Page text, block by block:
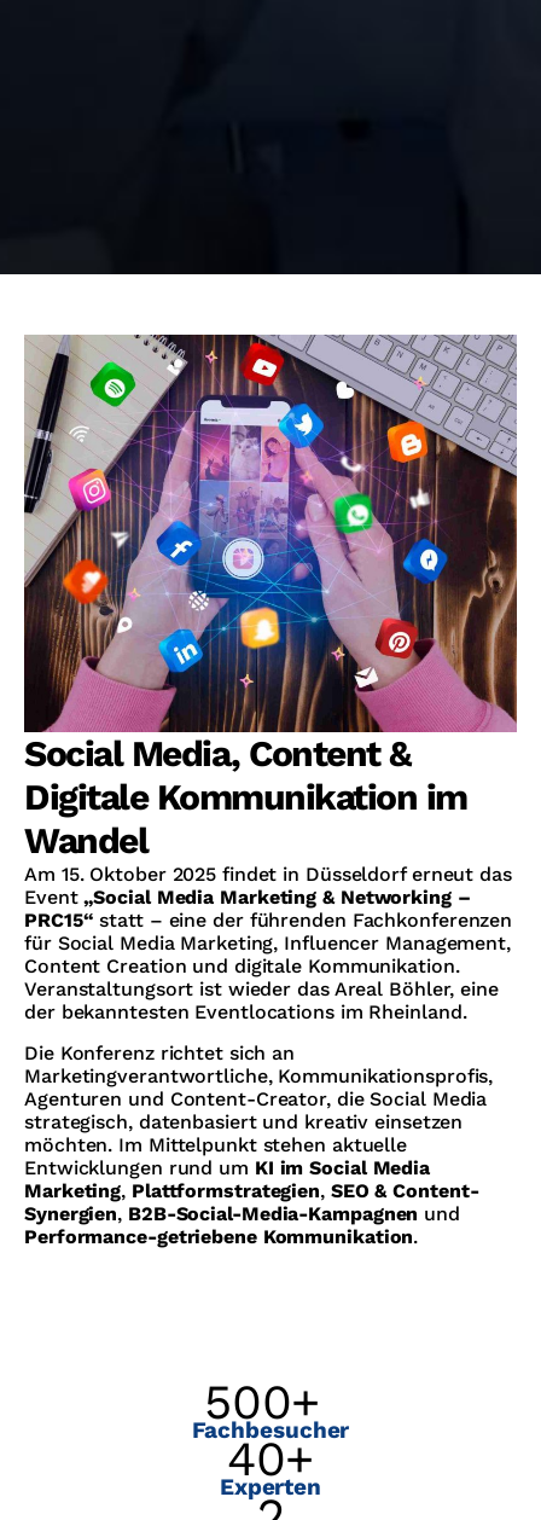
Social Media, Content &
Digitale Kommunikation im
Wandel
Am 15. Oktober 2025 findet in Düsseldorf erneut das
Event„Social Media Marketing & Networking –
PRC15“ statt – eine der führenden Fachkonferenzen
für Social Media Marketing, Influencer Management,
Content Creation und digitale Kommunikation.
Veranstaltungsort ist wieder das Areal Böhler, eine
der bekanntesten Eventlocations im Rheinland.
Die Konferenz richtet sich an
Marketingverantwortliche, Kommunikationsprofis,
Agenturen und Content-Creator, die Social Media
strategisch, datenbasiert und kreativ einsetzen
möchten. Im Mittelpunkt stehen aktuelle
Entwicklungen rund um KI im Social Media
Marketing, Plattformstrategien, SEO & Content-
Synergien, B2B-Social-Media-Kampagnen und
Performance-getriebene Kommunikation.
Fachbesucher
500+
Experten
40+